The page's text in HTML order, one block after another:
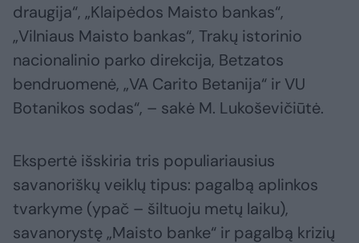
draugija“, „Klaipėdos Maisto bankas“,
„Vilniaus Maisto bankas“, Trakų istorinio
nacionalinio parko direkcija, Betzatos
bendruomenė, „VA Carito Betanija“ ir VU
Botanikos sodas“, – sakė M. Lukoševičiūtė.
Ekspertė išskiria tris populiariausius
savanoriškų veiklų tipus: pagalbą aplinkos
tvarkyme (ypač – šiltuoju metų laiku),
savanorystę „Maisto banke“ ir pagalbą krizių